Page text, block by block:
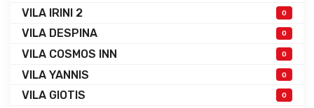
VILA IRINI 2 0
VILA DESPINA 0
VILA COSMOS INN 0
VILA YANNIS 0
VILA GIOTIS 0